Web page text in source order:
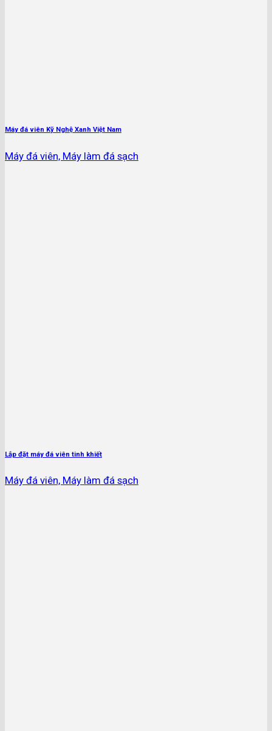
Máy đá viên Kỹ Nghệ Xanh Việt Nam
Máy đá viên, Máy làm đá sạch
Lắp đặt máy đá viên tinh khiết
Máy đá viên, Máy làm đá sạch